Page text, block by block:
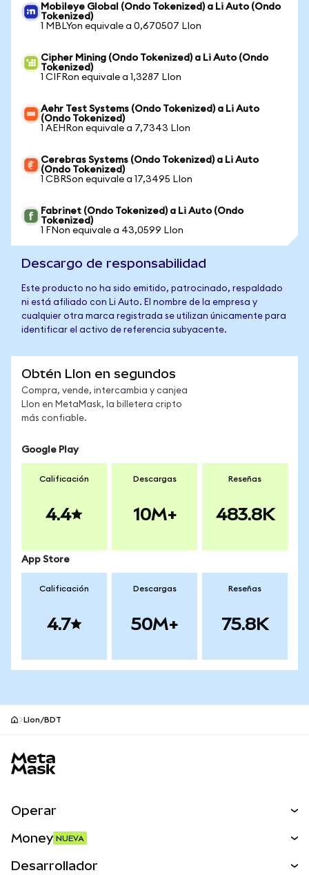
Mobileye Global (Ondo Tokenized) a Li Auto (Ondo
Tokenized)
1 MBLYon equivale a 0,670507 LIon
Cipher Mining (Ondo Tokenized) a Li Auto (Ondo
Tokenized)
1 CIFRon equivale a 1,3287 LIon
Aehr Test Systems (Ondo Tokenized) a Li Auto
(Ondo Tokenized)
1 AEHRon equivale a 7,7343 LIon
Cerebras Systems (Ondo Tokenized) a Li Auto
(Ondo Tokenized)
1 CBRSon equivale a 17,3495 LIon
Fabrinet (Ondo Tokenized) a Li Auto (Ondo
Tokenized)
1 FNon equivale a 43,0599 LIon
Descargo de responsabilidad
Este producto no ha sido emitido, patrocinado, respaldado
ni está afiliado con Li Auto. El nombre de la empresa y
cualquier otra marca registrada se utilizan únicamente para
identificar el activo de referencia subyacente.
Obtén LIon en segundos
Compra, vende, intercambia y canjea
LIon en MetaMask, la billetera cripto
más confiable.
Google Play
Calificación
4.4
Descargas
10M+
Reseñas
483.8K
App Store
Calificación
4.7
Descargas
50M+
Reseñas
75.8K
LIon/BDT
Operar
Money NUEVA
Desarrollador